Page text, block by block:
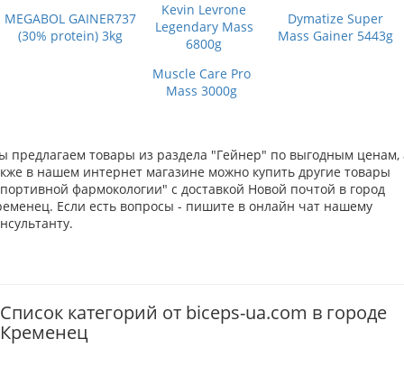
MEGABOL GAINER737
(30% protein) 3kg
Kevin Levrone
Legendary Mass
6800g
Dymatize Super
Mass Gainer 5443g
Muscle Care Pro
Mass 3000g
предлагаем товары из раздела "Гейнер" по выгодным ценам,
в нашем интернет магазине можно купить другие товары
фармокологии" с доставкой Новой почтой в город
Если есть вопросы - пишите в онлайн чат нашему
Список категорий от biceps-ua.com в городе
Кременец